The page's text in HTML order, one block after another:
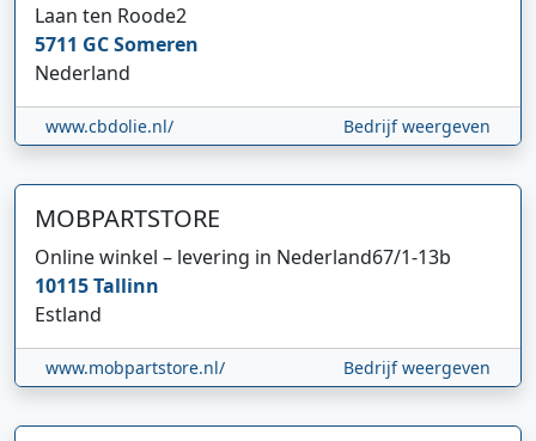
Laan ten Roode2
5711 GCSomeren
Nederland
www.cbdolie.nl/ Bedrijf weergeven
MOBPARTSTORE
Online winkel – levering in Nederland67/1-13b
10115Tallinn
Estland
www.mobpartstore.nl/ Bedrijf weergeven